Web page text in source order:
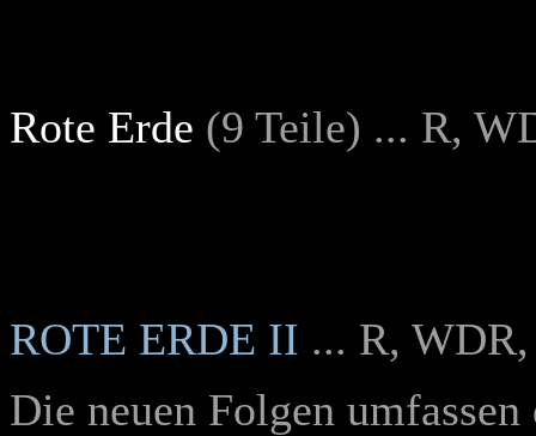
Rote Erde (9 Teile) ... R,
ROTE ERDE II ... R,
Die neuen Folgen